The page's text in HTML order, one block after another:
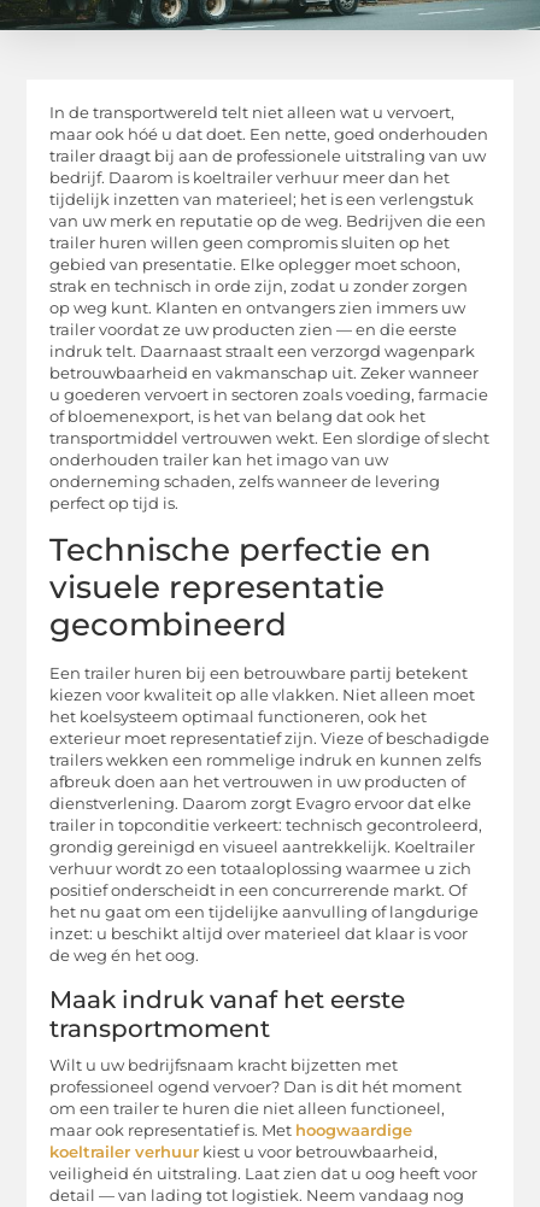
In de transportwereld telt niet alleen wat u vervoert,
maar ook hóé u dat doet. Een nette, goed onderhouden
trailer draagt bij aan de professionele uitstraling van uw
bedrijf. Daarom is koeltrailer verhuur meer dan het
tijdelijk inzetten van materieel; het is een verlengstuk
van uw merk en reputatie op de weg. Bedrijven die een
trailer huren willen geen compromis sluiten op het
gebied van presentatie. Elke oplegger moet schoon,
strak en technisch in orde zijn, zodat u zonder zorgen
op weg kunt. Klanten en ontvangers zien immers uw
trailer voordat ze uw producten zien — en die eerste
indruk telt. Daarnaast straalt een verzorgd wagenpark
betrouwbaarheid en vakmanschap uit. Zeker wanneer
u goederen vervoert in sectoren zoals voeding, farmacie
of bloemenexport, is het van belang dat ook het
transportmiddel vertrouwen wekt. Een slordige of slecht
onderhouden trailer kan het imago van uw
onderneming schaden, zelfs wanneer de levering
perfect op tijd is.
Technische perfectie en
visuele representatie
gecombineerd
Een trailer huren bij een betrouwbare partij betekent
kiezen voor kwaliteit op alle vlakken. Niet alleen moet
het koelsysteem optimaal functioneren, ook het
exterieur moet representatief zijn. Vieze of beschadigde
trailers wekken een rommelige indruk en kunnen zelfs
afbreuk doen aan het vertrouwen in uw producten of
dienstverlening. Daarom zorgt Evagro ervoor dat elke
trailer in topconditie verkeert: technisch gecontroleerd,
grondig gereinigd en visueel aantrekkelijk. Koeltrailer
verhuur wordt zo een totaaloplossing waarmee u zich
positief onderscheidt in een concurrerende markt. Of
het nu gaat om een tijdelijke aanvulling of langdurige
inzet: u beschikt altijd over materieel dat klaar is voor
de weg én het oog.
Maak indruk vanaf het eerste
transportmoment
Wilt u uw bedrijfsnaam kracht bijzetten met
professioneel ogend vervoer? Dan is dit hét moment
om een trailer te huren die niet alleen functioneel,
maar ook representatief is. Met hoogwaardige
koeltrailer verhuur kiest u voor betrouwbaarheid,
veiligheid én uitstraling. Laat zien dat u oog heeft voor
detail — van lading tot logistiek. Neem vandaag nog